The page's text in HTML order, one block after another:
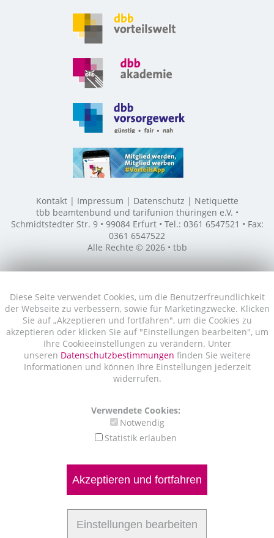
Diese Seite verwendet Cookies, um die Benutzerfreundlichkeit
der Webseite zu verbessern, sowie für Marketingzwecke. Klicken
Sie auf „Akzeptieren und fortfahren", um die Cookies zu
akzeptieren oder klicken Sie auf "Einstellungen bearbeiten", um
Ihre Cookieeinstellungen zu verändern. Unter
unseren Datenschutzbestimmungen finden Sie weitere
Informationen und können Ihre Einstellungen jederzeit
widerrufen.
Verwendete Cookies:
Notwendig
Statistik erlauben
Akzeptieren und fortfahren
Einstellungen bearbeiten
Kontakt Impressum Datenschutz
Netiquette
tbb beamtenbund und tarifunion thüringen e.V. •
Schmidtstedter Str. 9 • 99084 Erfurt • Tel.: 0361 6547521 • Fax:
0361 6547522
Alle Rechte © 2026 • tbb